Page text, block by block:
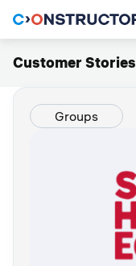
Customer Stories
Groups